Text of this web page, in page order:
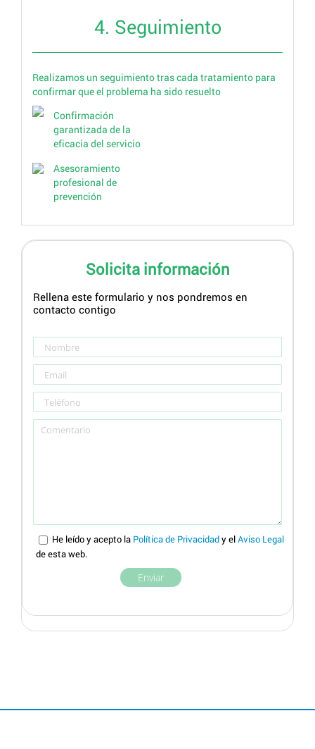
4. Seguimiento
Realizamos un seguimiento tras cada tratamiento para
confirmar que el problema ha sido resuelto
Confirmación
garantizada de la
eficacia del servicio
Asesoramiento
profesional de
prevención
Solicita información
Rellena este formulario y nos pondremos en
contacto contigo
He leído y acepto la Política de Privacidady elAviso Legal
de esta web.